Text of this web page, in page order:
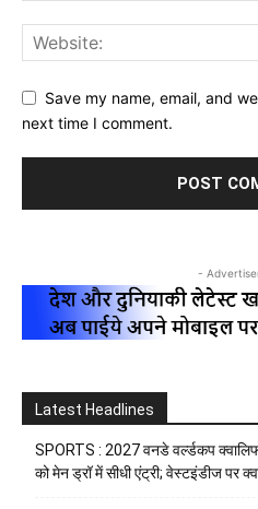
Save my name, email, and
next time I comment.
-
Latest Headlines
SPORTS : 2027 वनडे वर्ल्डकप
को मेन ड्रॉ में सीधी एंट्री; वेस्टइंडीज पर